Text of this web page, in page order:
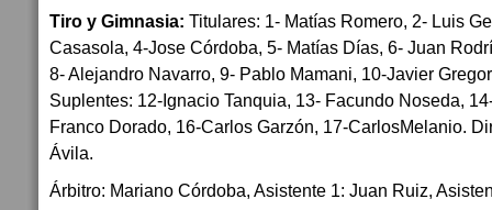
Tiro y Gimnasia: Titulares: 1- Matías Romero, 2- Luis
Casasola, 4-Jose Córdoba, 5- Matías Días, 6- Juan
8- Alejandro Navarro, 9- Pablo Mamani, 10-Javier
Suplentes: 12-Ignacio Tanquia, 13- Facundo Noseda,
Franco Dorado, 16-Carlos Garzón, 17-CarlosMelanio.
Ávila.
Árbitro: Mariano Córdoba, Asistente 1: Juan Ruiz,